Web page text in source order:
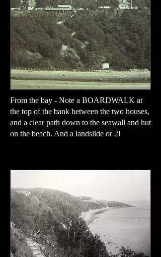
From the bay - Note a BOARDWALK at
the top of the bank between the two houses,
and a clear path down to the seawall and hut
on the beach. And a landslide or 2!